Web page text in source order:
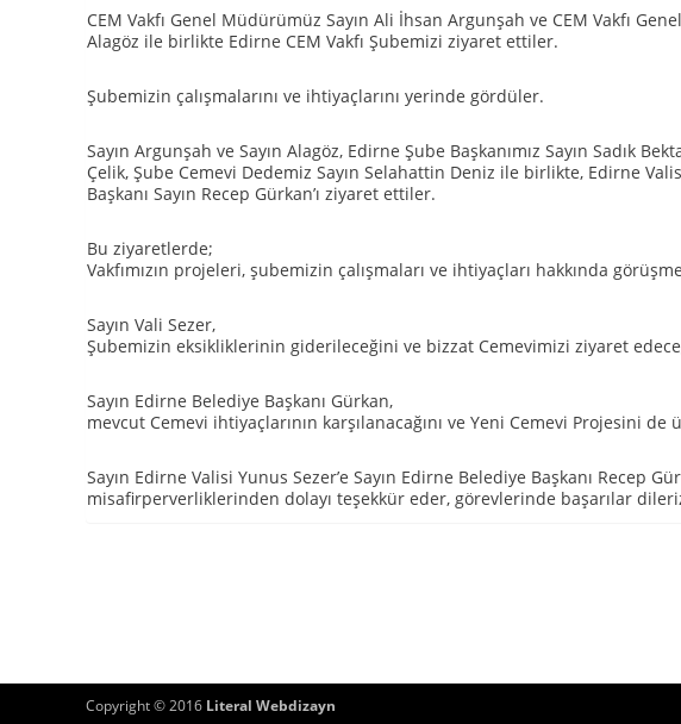
CEM Vakfı Genel Müdürümüz Sayın Ali İhsan Argunşah ve CEM Vakfı
Alagöz ile birlikte Edirne CEM Vakfı Şubemizi ziyaret ettiler.
Şubemizin çalışmalarını ve ihtiyaçlarını yerinde gördüler.
Sayın Argunşah ve Sayın Alagöz, Edirne Şube Başkanımız Sayın Sadık
Çelik, Şube Cemevi Dedemiz Sayın Selahattin Deniz ile birlikte, Edirne
Başkanı Sayın Recep Gürkan’ı ziyaret ettiler.
Bu ziyaretlerde;
Vakfımızın projeleri, şubemizin çalışmaları ve ihtiyaçları hakkında
Sayın Vali Sezer,
Şubemizin eksikliklerinin giderileceğini ve bizzat Cemevimizi ziyaret
Sayın Edirne Belediye Başkanı Gürkan,
mevcut Cemevi ihtiyaçlarının karşılanacağını ve Yeni Cemevi Projesini
Sayın Edirne Valisi Yunus Sezer’e Sayın Edirne Belediye Başkanı Recep
misafirperverliklerinden dolayı teşekkür eder, görevlerinde başarılar
Copyright © 2016 Literal Webdizayn